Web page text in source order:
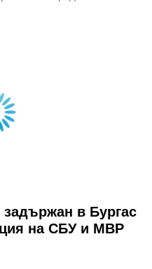
задържан в Бургас
на СБУ и МВР